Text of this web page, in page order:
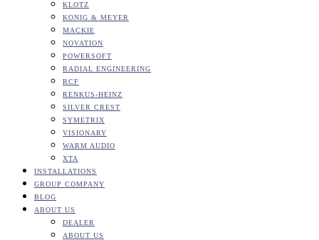
KLOTZ
KONIG & MEYER
MACKIE
NOVATION
POWERSOFT
RADIAL ENGINEERING
RCF
RENKUS-HEINZ
SILVER CREST
SYMETRIX
VISIONARY
WARM AUDIO
XTA
INSTALLATIONS
GROUP COMPANY
BLOG
ABOUT US
DEALER
ABOUT US